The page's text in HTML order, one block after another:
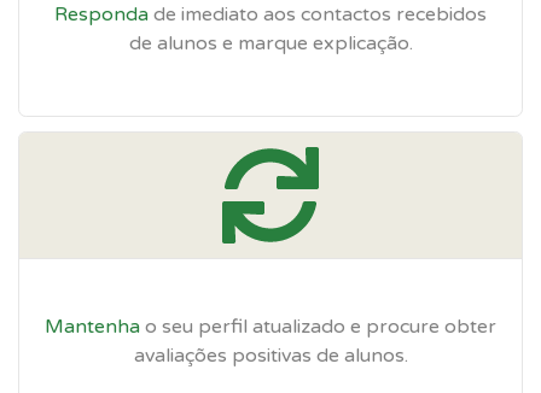
Responda de imediato aos contactos recebidos
de alunos e marque explicação.
Mantenha o seu perfil atualizado e procure obter
avaliações positivas de alunos.